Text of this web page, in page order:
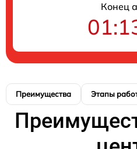
Конец
Преимущества Этапы